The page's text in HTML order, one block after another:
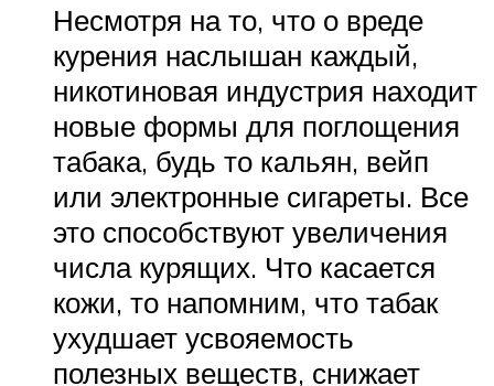
Несмотря на то, что о вреде
курения наслышан каждый,
никотиновая индустрия находит
новые формы для поглощения
табака, будь то кальян, вейп
или электронные сигареты. Все
это способствуют увеличения
числа курящих. Что касается
кожи, то напомним, что табак
ухудшает усвояемость
полезных веществ, снижает